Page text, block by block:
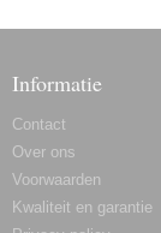
Informatie
Contact
Over ons
Voorwaarden
Kwaliteit en garantie